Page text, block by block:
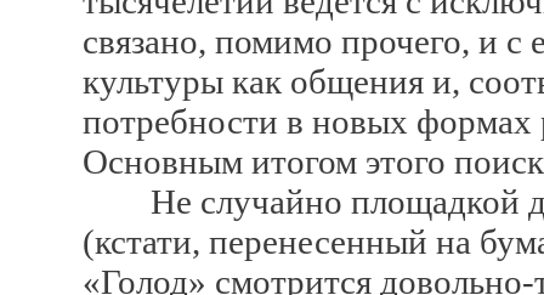
связано, помимо прочего, и
культуры как общения и,
потребности в новых формах
Основным итогом этого
Не случайно площадкой
(кстати, перенесенный на
«Голод» смотрится